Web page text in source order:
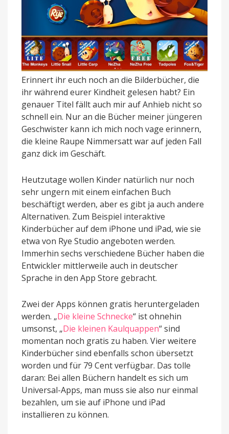
Erinnert ihr euch noch an die Bilderbücher, die
ihr während eurer Kindheit gelesen habt? Ein
genauer Titel fällt auch mir auf Anhieb nicht so
schnell ein. Nur an die Bücher meiner jüngeren
Geschwister kann ich mich noch vage erinnern,
die kleine Raupe Nimmersatt war auf jeden Fall
ganz dick im Geschäft.
Heutzutage wollen Kinder natürlich nur noch
sehr ungern mit einem einfachen Buch
beschäftigt werden, aber es gibt ja auch andere
Alternativen. Zum Beispiel interaktive
Kinderbücher auf dem iPhone und iPad, wie sie
etwa von Rye Studio angeboten werden.
Immerhin sechs verschiedene Bücher haben die
Entwickler mittlerweile auch in deutscher
Sprache in den App Store gebracht.
Zwei der Apps können gratis heruntergeladen
werden. „Die kleine Schnecke“ ist ohnehin
umsonst, „Die kleinen Kaulquappen“ sind
momentan noch gratis zu haben. Vier weitere
Kinderbücher sind ebenfalls schon übersetzt
worden und für 79 Cent verfügbar. Das tolle
daran: Bei allen Büchern handelt es sich um
Universal-Apps, man muss sie also nur einmal
bezahlen, um sie auf iPhone und iPad
installieren zu können.